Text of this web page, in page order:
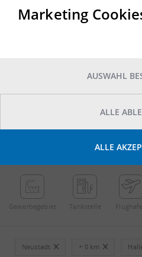
POINTS OF
Gewerbe­gebiet Tankstelle
Neustadt + 0 km
Marketing
AUSWAHL
ALLE
ALLE